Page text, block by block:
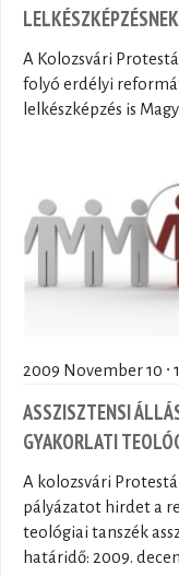
LELKÉSZKÉPZÉSNEK
A Kolozsvári
folyó erdélyi
lelkészképzés is
2009 November 10 ∙
ASSZISZTENSI
GYAKORLATI
A kolozsvári
pályázatot hirdet a
teológiai tanszék
határidő: 2009.